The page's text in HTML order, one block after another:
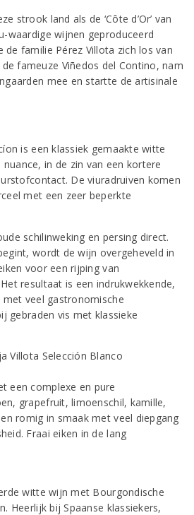
strook land als de ‘Côte d’Or’ van
waardige wijnen geproduceerd
de familie Pérez Villota zich los van
fameuze Viñedos del Contino, nam
mee en startte de artisinale
is een klassiek gemaakte witte
in de zin van een kortere
De viuradruiven komen
met een zeer beperkte
schilinweking en persing direct.
wordt de wijn overgeheveld in
voor een rijping van
resultaat is een indrukwekkende,
veel gastronomische
gebraden vis met klassieke
een complexe en pure
grapefruit, limoenschil, kamille,
romig in smaak met veel diepgang
Fraai eiken in de lang
witte wijn met Bourgondische
Heerlijk bij Spaanse klassiekers,